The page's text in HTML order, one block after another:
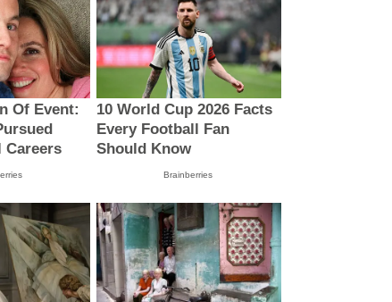
Of Event:
Careers
10 World Cup 2026 Facts
Every Football Fan
Should Know
Brainberries